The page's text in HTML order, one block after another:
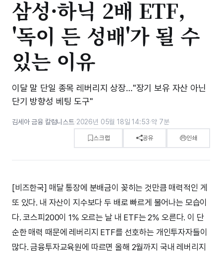
삼성·하닉 2배 ETF,
'독이 든 성배'가 될 수
있는 이유
이달 말 단일 종목 레버리지 상장…"장기 보유 자산 아닌
단기 방향성 베팅 도구"
김세아 금융 칼럼니스트·2026년 05월 18일 14:53·약 7분
스크랩 공유 인쇄
[비즈한국] 매달 통장에 분배금이 꽂히는 것만큼 매력적인 게
또 있다. 내 자산이 지수보다 두 배로 빠르게 불어나는 모습이
다. 코스피200이 1% 오르는 날 내 ETF는 2% 오른다. 이 단
순한 매력 때문에 레버리지 ETF를 선호하는 개인투자자들이
많다. 금융투자교육원에 따르면 올해 2월까지 국내 레버리지